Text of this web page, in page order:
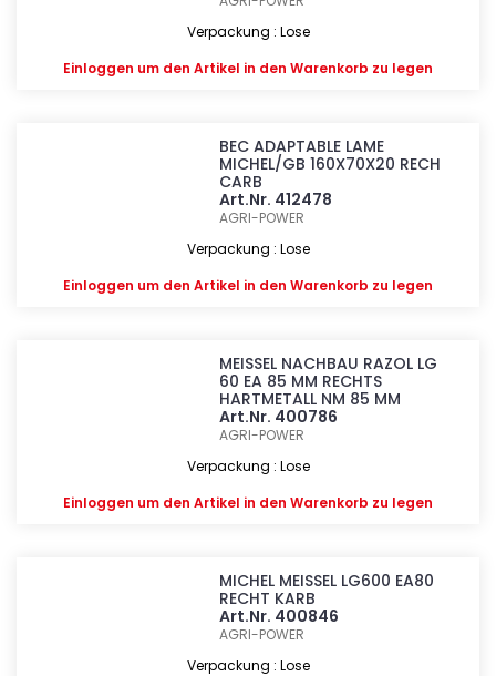
Verpackung : Lose
Einloggen um den Artikel in den Warenkorb zu legen
BEC ADAPTABLE LAME
MICHEL/GB 160X70X20 RECH
CARB
Art.Nr. 412478
AGRI-POWER
Verpackung : Lose
Einloggen um den Artikel in den Warenkorb zu legen
MEISSEL NACHBAU RAZOL LG
60 EA 85 MM RECHTS
HARTMETALL NM 85 MM
Art.Nr. 400786
AGRI-POWER
Verpackung : Lose
Einloggen um den Artikel in den Warenkorb zu legen
MICHEL MEISSEL LG600 EA80
RECHT KARB
Art.Nr. 400846
AGRI-POWER
Verpackung : Lose